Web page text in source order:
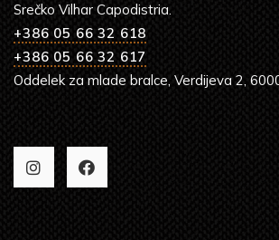
Srečko Vilhar Capodistria.
+386 05 66 32 618
+386 05 66 32 617
Oddelek za mlade bralce, Verdijeva 2,